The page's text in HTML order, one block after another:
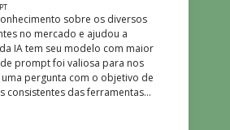
sobre os diversos
no mercado e ajudou a
IA tem seu modelo com maior
prompt foi valiosa para nos
pergunta com o objetivo de
consistentes das ferramentas
também é muito bom, além de
uma didática que incentiva o